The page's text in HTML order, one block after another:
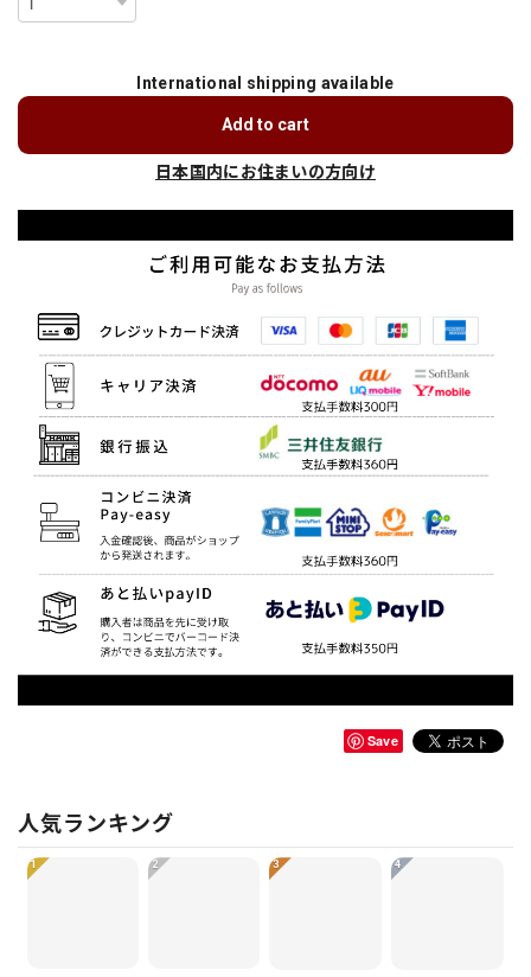
International shipping available
Add to cart
日本国内にお住まいの方向け
Save
人気ランキング
1 2 3 4